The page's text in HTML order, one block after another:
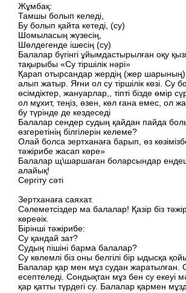
Жұмбақ:
Тамшы болып келеді,
Бу болып қайта кетеді, (су)
Шомыласың жүзесің,
Шөлдегенде ішесің (су)
Балалар бүгінгі ұйымдастырылған оқу
тақырыбы «Су тіршілік нәрі»
Қарап отырсандар жердің (жер шарының)
алып жатыр. Яғни ол су тіршілік көзі. Су
өсімдіктер, жануарлар,, тіпті бізде өмір
ол мұхит, теңіз, өзен, көл ғана емес, ол
бу түрінде де кездеседі
Балалар сендер судың қайдан пайда
өзгеретінің білгілерін келеме?
Олай болса зертханаға барып, өз
тәжірибе жасап көре»
Балалар щ\шаршаған боларсындар
алайық!
Сергіту сәті
Зертханаға саяхат.
Сәлеметсіздер ма балалар! Қазір біз
көреәік.
Бірінші тәжірибе:
Су қандай зат?
Судың пішіні барма балалар?
Су көлемлі біз оны белгілі бір ыдысқа
Балалар қар мен мұз судан жаратылған.
есептеледі. Сондықтан мұз бен су екеуі
қар қатты түрдегі су. Балалар қармен